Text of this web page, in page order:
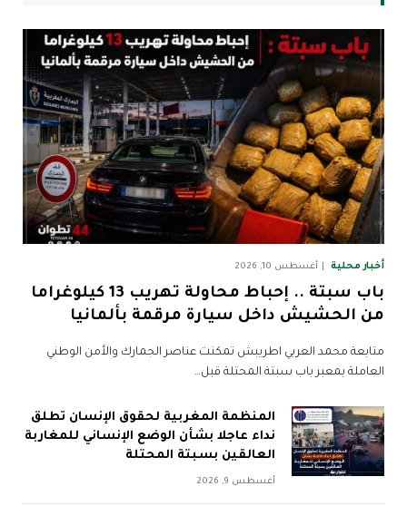
أخبار محلية أغسطس 10, 2026
باب سبتة .. إحباط محاولة تهريب 13 كيلوغراما
من الحشيش داخل سيارة مرقمة بألمانيا
متابعة محمد العربي اطريبش تمكنت عناصر الجمارك والأمن الوطني
العاملة بمعبر باب سبتة المحتلة قبل…
المنظمة المغربية لحقوق الإنسان تطلق
نداء عاجلا بشأن الوضع الإنساني للمغاربة
العالقين بسبتة المحتلة
أغسطس 9, 2026